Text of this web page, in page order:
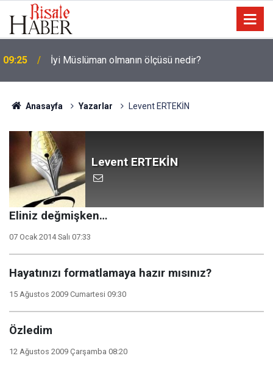
08:47
LGS yerleştirme raporu açıklandı: Şampiyonların
tercih ettiği liseler
Anasayfa Yazarlar Levent ERTEKİN
Levent ERTEKİN
Eliniz değmişken…
07 Ocak 2014 Salı 07:33
Hayatınızı formatlamaya hazır mısınız?
15 Ağustos 2009 Cumartesi 09:30
Özledim
12 Ağustos 2009 Çarşamba 08:20